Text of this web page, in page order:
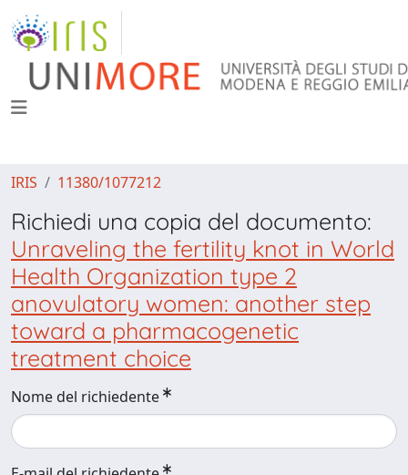
IRIS 11380/1077212
Richiedi una copia del documento:
Unraveling the fertility knot in World
Health Organization type 2
anovulatory women: another step
toward a pharmacogenetic
treatment choice
Nome del richiedente